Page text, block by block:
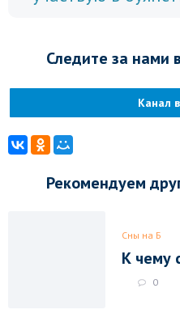
Следите за нами
Канал
Рекомендуем
Сны на Б
К чему
0